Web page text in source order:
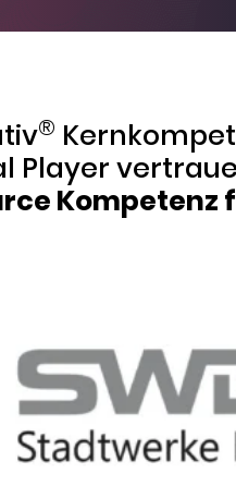
®
Player
Kompetenz